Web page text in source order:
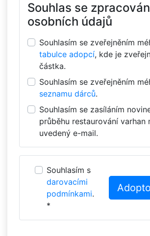
Souhlas se
osobních údajů
Souhlasím se zveřejněním
tabulce adopcí, kde je
částka.
Souhlasím se zveřejněním
seznamu dárců.
Souhlasím se zasíláním
průběhu restaurování varhan
uvedený e-mail.
Souhlasím s
darovacími
podmínkami.
*